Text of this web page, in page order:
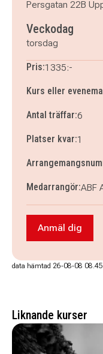
Persgatan 22B
Veckodag
torsdag
Pris:1335:-
Kurs eller
Antal träffar:6
Platser kvar:1
Medarrangör:ABF
Anmäl
Anmäl dig
data hämtad 26-08-08 08.45
Liknande kurser